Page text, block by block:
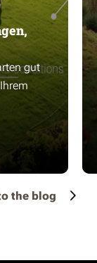
gut
the blog